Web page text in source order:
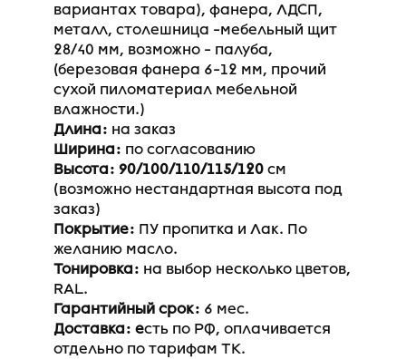
вариантах товара), фанера, ЛДСП,
металл, столешница -мебельный щит
28/40 мм, возможно - палуба,
(березовая фанера 6-12 мм, прочий
сухой пиломатериал мебельной
влажности.)
Длина: на заказ
Ширина: по согласованию
Высота: 90/100/110/115/120 см
(возможно нестандартная высота под
заказ)
Покрытие: ПУ пропитка и Лак. По
желанию масло.
Тонировка: на выбор несколько цветов,
RAL.
Гарантийный срок: 6 мес.
Доставка: есть по РФ, оплачивается
отдельно по тарифам ТК.